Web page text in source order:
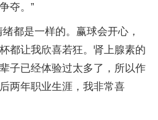
夺。”
都是一样的。赢球会开心，
都让我欣喜若狂。肾上腺素的
子已经体验过太多了，所以作
两年职业生涯，我非常喜